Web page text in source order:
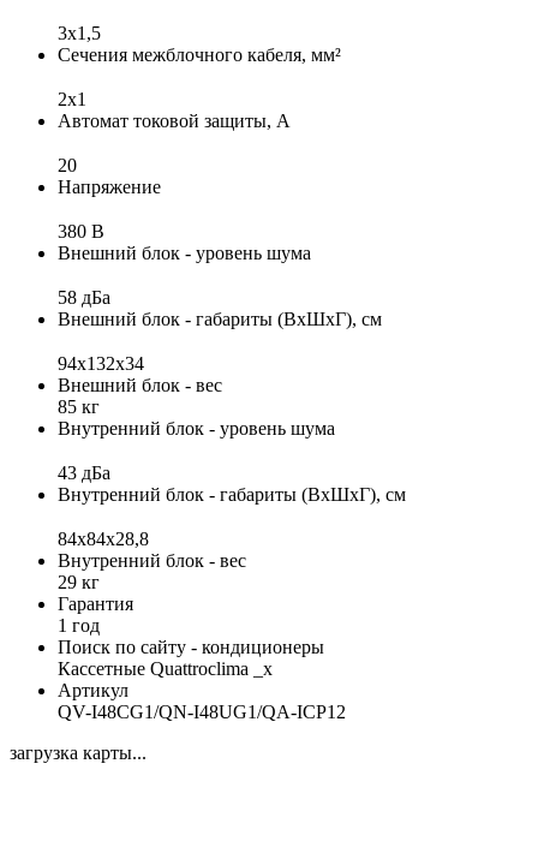
3x1,5
Сечения межблочного кабеля, мм²
2x1
Автомат токовой защиты, А
20
Напряжение
380 В
Внешний блок - уровень шума
58 дБа
Внешний блок - габариты (ВхШхГ), см
94x132x34
Внешний блок - вес
85 кг
Внутренний блок - уровень шума
43 дБа
Внутренний блок - габариты (ВхШхГ), см
84x84x28,8
Внутренний блок - вес
29 кг
Гарантия
1 год
Поиск по сайту - кондиционеры
Кассетные Quattroclima _x
Артикул
QV-I48CG1/QN-I48UG1/QA-ICP12
загрузка карты...